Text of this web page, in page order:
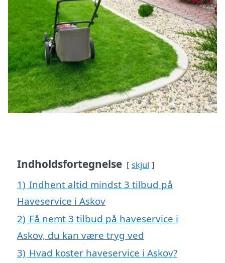
Indholdsfortegnelse skjul
1) Indhent altid mindst 3 tilbud på
Haveservice i Askov
2) Få nemt 3 tilbud på haveservice i
Askov, du kan være tryg ved
3) Hvad koster haveservice i Askov?